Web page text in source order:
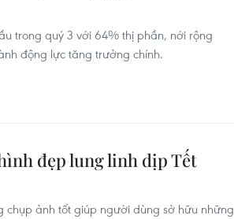
trong quý 3 với 64% thị phần, nới rộng
động lực tăng trưởng chính.
đẹp lung linh dịp Tết
ảnh tốt giúp người dùng sở hữu những